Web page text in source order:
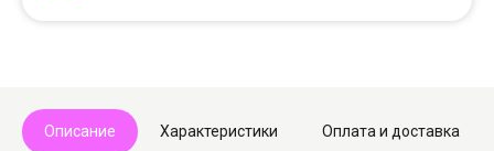
Описание Характеристики Оплата и доставка